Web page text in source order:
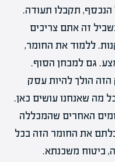
במסלול הנכסף, תקבלו תעודה.
זה אתם צריכים
ללמוד את החומר,
גם למבחן הסוף.
הולך להיות עסק
מה שאנחנו עושים כאן.
האחרים שהמכללה
את החומר הזה בכל
ביטוח משכנתא.